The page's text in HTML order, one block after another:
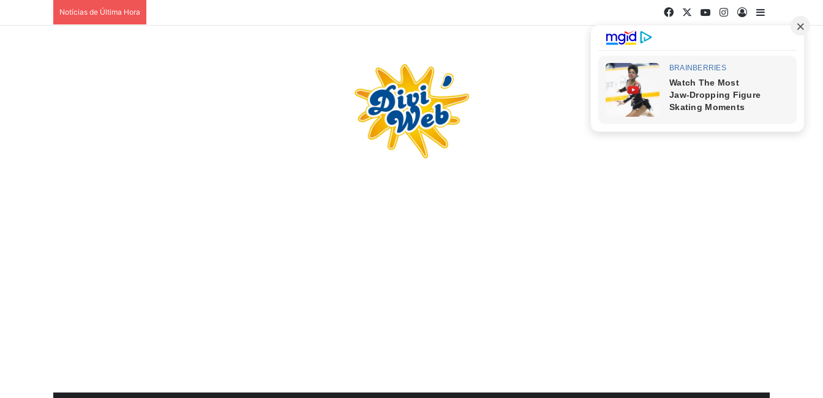
Notícias de Última Hora FacebookYouTubeInstagram
EntrarBarra Lateral